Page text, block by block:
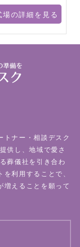
場の詳細を見る
トナー・相談デスク
供し、地域で愛さ
葬儀社を引き合わ
利用することで、
増えることを願って